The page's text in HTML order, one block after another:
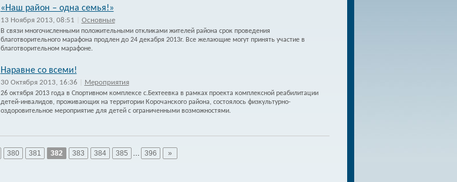
«Наш район – одна семья!»
13 Ноября 2013, 08:51 Основные
В связи многочисленными положительными откликами жителей района срок проведения
благотворительного марафона продлен до 24 декабря 2013г. Все желающие могут принять участие в
благотворительном марафоне.
Наравне со всеми!
30 Октября 2013, 16:36 Мероприятия
26 октября 2013 года в Спортивном комплексе с.Бехтеевка в рамках проекта комплексной реабилитации
детей-инвалидов, проживающих на территории Корочанского района, состоялось физкультурно-
оздоровительное мероприятие для детей с ограниченными возможностями.
380 381 382 383 384 385 … 396 »